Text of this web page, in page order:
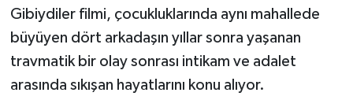
Gibiydiler filmi, çocukluklarında aynı mahallede
büyüyen dört arkadaşın yıllar sonra yaşanan
travmatik bir olay sonrası intikam ve adalet
arasında sıkışan hayatlarını konu alıyor.